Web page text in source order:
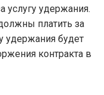
услугу удержания.
платить за
удержания будет
контракта в